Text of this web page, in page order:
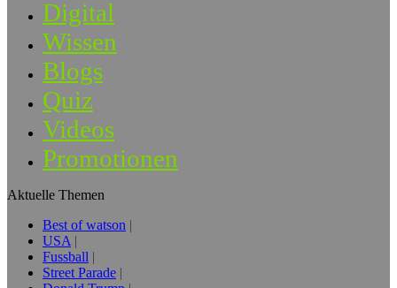
Digital
Wissen
Blogs
Quiz
Videos
Promotionen
Aktuelle Themen
Best of watson
USA
Fussball
Street Parade